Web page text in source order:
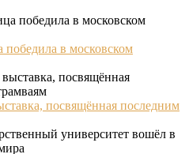
победила в московском
посвящённая последним